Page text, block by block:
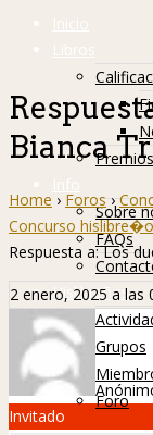
Inicio
Libros
Info
Sobre
FAQs
Hislibreños
Grupos
Foro
Bianca
Home › Foros ›
Concurso
Respuesta a: Los
2 enero, 2025 a las
Invitado